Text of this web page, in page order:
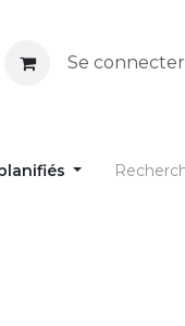
Se connecter